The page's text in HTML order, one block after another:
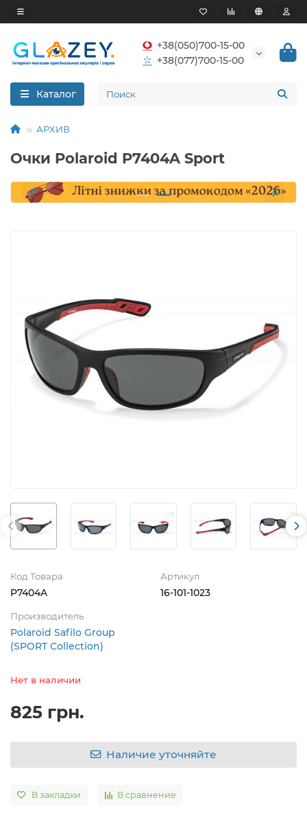
+38(050)700-15-00
+38(077)700-15-00
Каталог
АРХИВ
Очки Polaroid P7404A Sport
Код Товара
P7404A
Артикул
16-101-1023
Производитель
Polaroid Safilo Group
(SPORT Collection)
Нет в наличии
825 грн.
Наличие уточняйте
В закладки В сравнение